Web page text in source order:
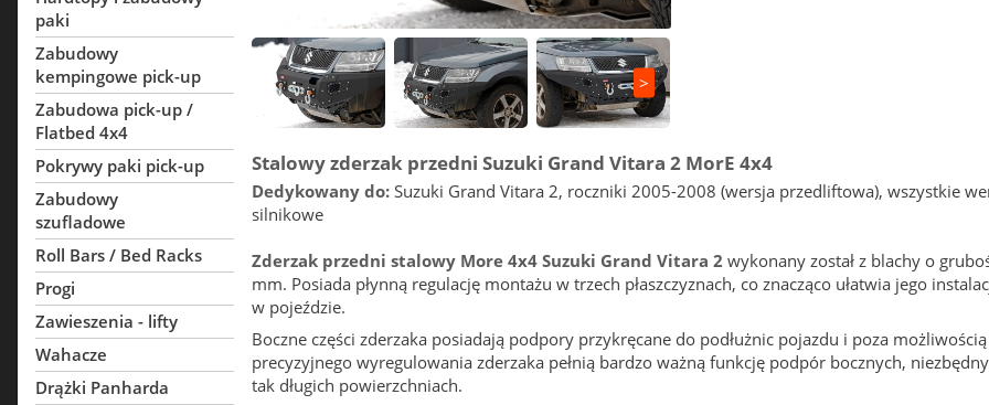
paki
Zabudowy
kempingowe pick-up
Zabudowa pick-up /
Flatbed 4x4
Pokrywy paki pick-up
Zabudowy
szufladowe
Roll Bars / Bed Racks
Progi
Zawieszenia - lifty
Wahacze
Drążki Panharda
>
Stalowy zderzak przedni Suzuki Grand Vitara 2 MorE 4x4
Dedykowany do: Suzuki Grand Vitara 2, roczniki 2005-2008 (wersja przedliftowa), wszystkie
silnikowe
Zderzak przedni stalowy More 4x4 Suzuki Grand Vitara 2 wykonany został z blachy o
mm. Posiada płynną regulację montażu w trzech płaszczyznach, co znacząco ułatwia jego
w pojeździe.
Boczne części zderzaka posiadają podpory przykręcane do podłużnic pojazdu i poza możliwością
precyzyjnego wyregulowania zderzaka pełnią bardzo ważną funkcję podpór bocznych,
tak długich powierzchniach.